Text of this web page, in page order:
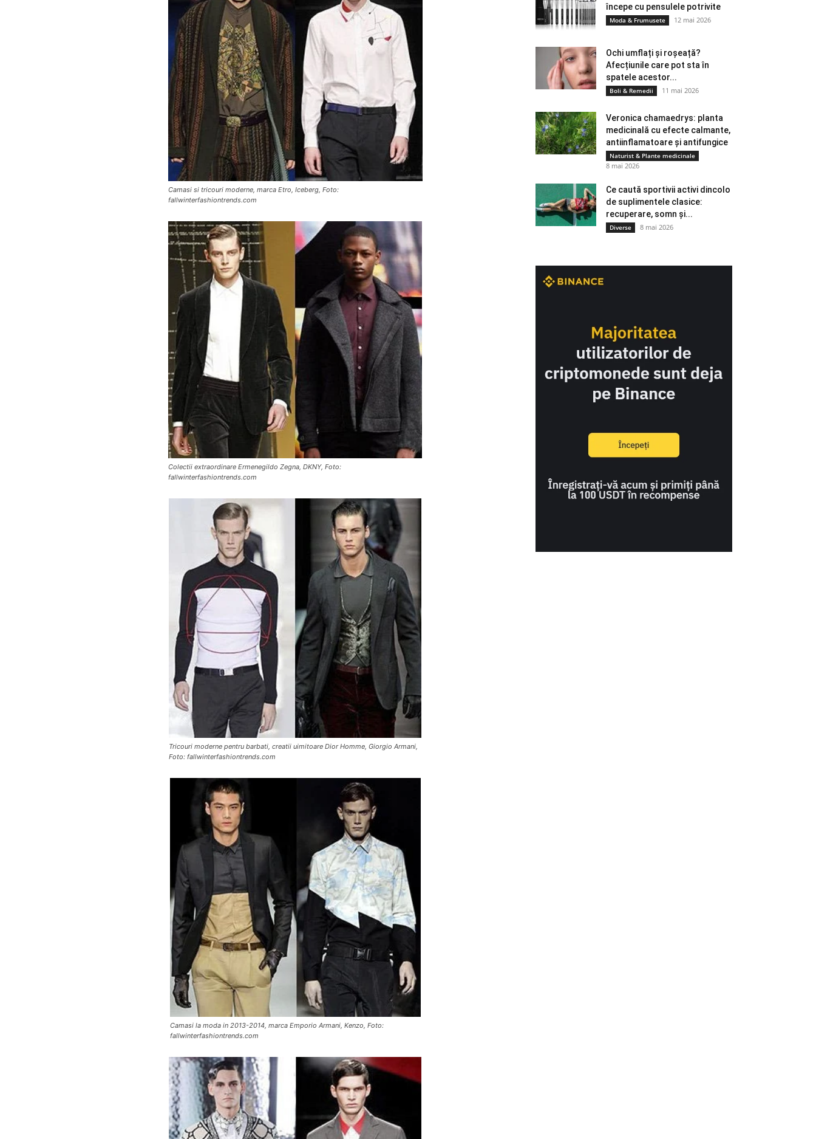
Camasi si tricouri moderne, marca Etro, Iceberg, Foto:
fallwinterfashiontrends.com
Colectii extraordinare Ermenegildo Zegna, DKNY, Foto:
fallwinterfashiontrends.com
Tricouri moderne pentru barbati, creatii uimitoare Dior Homme, Giorgio Armani,
Foto: fallwinterfashiontrends.com
Camasi la moda in 2013-2014, marca Emporio Armani, Kenzo, Foto:
fallwinterfashiontrends.com
începe cu pensulele potrivite
Moda & Frumusete 12 mai 2026
Ochi umflați și roșeață?
Afecțiunile care pot sta în
spatele acestor...
Boli & Remedii 11 mai 2026
Veronica chamaedrys: planta
medicinală cu efecte calmante,
antiinflamatoare și antifungice
Naturist & Plante medicinale
8 mai 2026
Ce caută sportivii activi dincolo
de suplimentele clasice:
recuperare, somn și...
Diverse 8 mai 2026